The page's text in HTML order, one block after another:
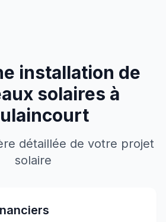
installation de
solaires à
détaillée de votre projet
solaire